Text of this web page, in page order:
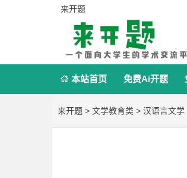
来开题
 本站首页 免费Ai开题
来开题 > 文学教育类 > 汉语言文学